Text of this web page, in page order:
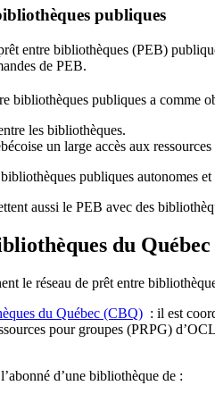
publiques
entre bibliothèques (PEB)
de PEB.
bibliothèques publiques a comme
les bibliothèques.
un large accès aux
bibliothèques publiques autonomes et
aussi le PEB avec des
du
le réseau de prêt entre
du Québec (CBQ) : il est
pour groupes (PRPG)
d’une bibliothèque de :